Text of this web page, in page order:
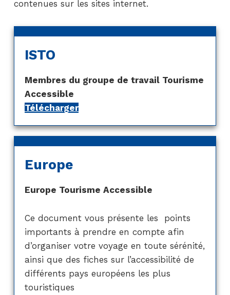
contenues sur les sites internet.
ISTO
Membres du groupe de travail Tourisme
Accessible
Télécharger
Europe
Europe Tourisme Accessible
Ce document vous présente les points
importants à prendre en compte afin
d’organiser votre voyage en toute sérénité,
ainsi que des fiches sur l’accessibilité de
différents pays européens les plus
touristiques